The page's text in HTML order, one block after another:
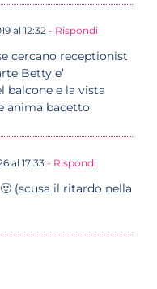
al 12:32 - Rispondi
cercano receptionist
Betty e’
balcone e la vista
anima bacetto
al 17:33 - Rispondi
(scusa il ritardo nella